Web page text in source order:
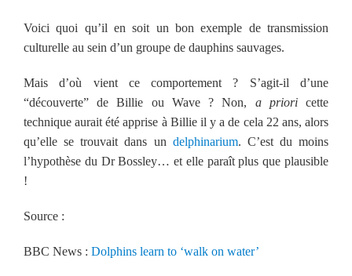
Voici quoi qu’il en soit un bon exemple de transmission
culturelle au sein d’un groupe de dauphins sauvages.
Mais d’où vient ce comportement ? S’agit-il d’une
“découverte” de Billie ou Wave ? Non, a prioricette
technique aurait été apprise à Billie il y a de cela 22 ans, alors
qu’elle se trouvait dans un delphinarium. C’est du moins
l’hypothèse du Dr Bossley… et elle paraît plus que plausible
!
Source :
BBC News : Dolphins learn to ‘walk on water’